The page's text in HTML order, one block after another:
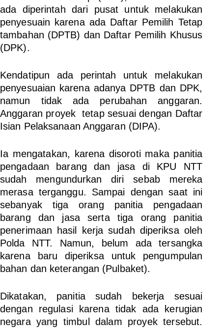
ada diperintah dari pusat untuk melakukan
penyesuain karena ada Daftar Pemilih Tetap
tambahan (DPTB) dan Daftar Pemilih Khusus
(DPK).
Kendatipun ada perintah untuk melakukan
penyesuaian karena adanya DPTB dan DPK,
namun tidak ada perubahan anggaran.
Anggaran proyek tetap sesuai dengan Daftar
Isian Pelaksanaan Anggaran (DIPA).
Ia mengatakan, karena disoroti maka panitia
pengadaan barang dan jasa di KPU NTT
sudah mengundurkan diri sebab mereka
merasa terganggu. Sampai dengan saat ini
sebanyak tiga orang panitia pengadaan
barang dan jasa serta tiga orang panitia
penerimaan hasil kerja sudah diperiksa oleh
Polda NTT. Namun, belum ada tersangka
karena baru diperiksa untuk pengumpulan
bahan dan keterangan (Pulbaket).
Dikatakan, panitia sudah bekerja sesuai
dengan regulasi karena tidak ada kerugian
negara yang timbul dalam proyek tersebut.